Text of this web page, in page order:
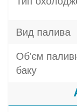
Вид палива
Об'єм
баку